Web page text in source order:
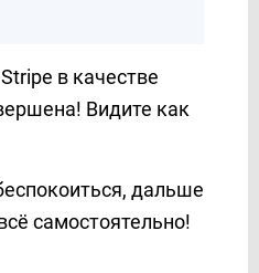
в качестве
Видите как
дальше
самостоятельно!